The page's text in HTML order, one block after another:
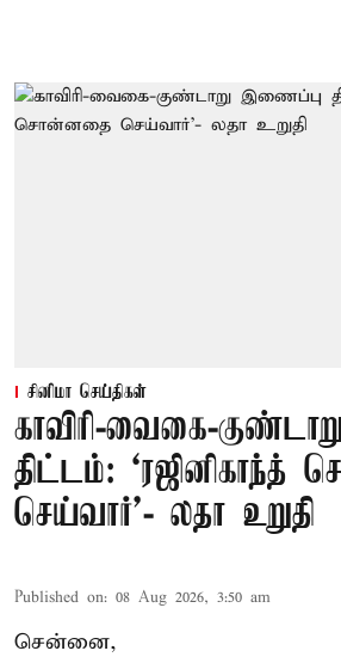
சினிமா செய்திகள்
காவிரி-வைகை-
திட்டம்:
செய்வார்’- லதா உறுதி
Published on: 08 Aug 2026, 3:50 am
சென்னை,